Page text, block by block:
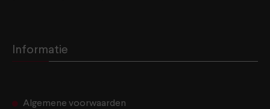
Informatie
Algemene voorwaarden